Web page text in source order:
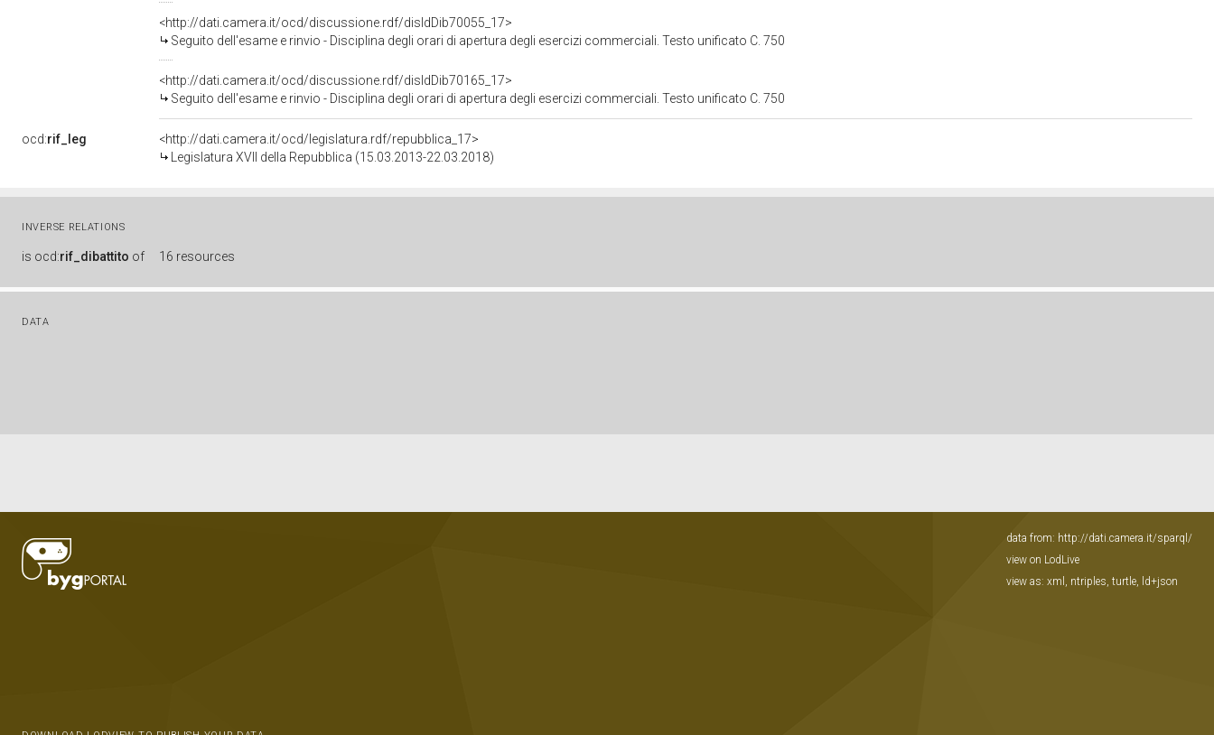
<http://dati.camera.it/ocd/discussione.rdf/disIdDib70055_17>
Seguito dell'esame e rinvio - Disciplina degli orari di apertura degli esercizi commerciali. Testo unificato C. 750
<http://dati.camera.it/ocd/discussione.rdf/disIdDib70165_17>
Seguito dell'esame e rinvio - Disciplina degli orari di apertura degli esercizi commerciali. Testo unificato C. 750
ocd:rif_leg
<http://dati.camera.it/ocd/legislatura.rdf/repubblica_17>
Legislatura XVII della Repubblica (15.03.2013-22.03.2018)
INVERSE RELATIONS
is ocd:rif_dibattito of 16 resources
DATA
data from: http://dati.camera.it/sparql/
view on LodLive
view as: xml , ntriples, turtle, ld+json